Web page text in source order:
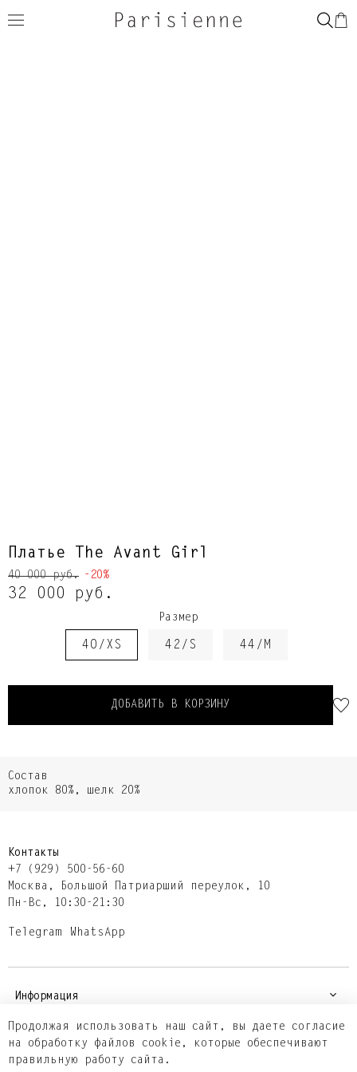
Платье The Avant Girl
32 000 руб.
40 000 руб. -20%
Размер
40/XS 42/S 44/M
ДОБАВИТЬ В КОРЗИНУ
Состав
хлопок 80%, шелк 20%
Информация
Контакты
+7 (929) 500-56-60
Москва,​ Большой Патриарший переулок,​ 10
Пн-Вс, 10:30-21:30
Telegram WhatsApp
Продолжая использовать наш сайт, вы даете согласие
на обработку файлов cookie, которые обеспечивают
правильную работу сайта.